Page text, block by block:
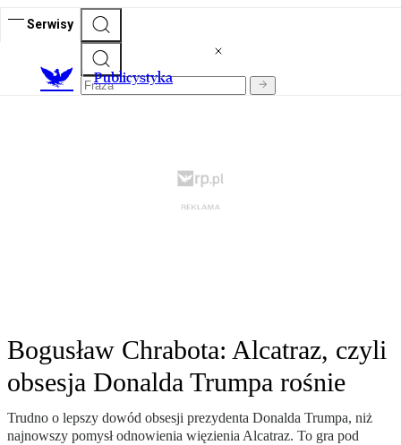
Serwisy
Publicystyka
Bogusław Chrabota: Alcatraz, czyli
obsesja Donalda Trumpa rośnie
Trudno o lepszy dowód obsesji prezydenta Donalda Trumpa, niż
najnowszy pomysł odnowienia więzienia Alcatraz. To gra pod